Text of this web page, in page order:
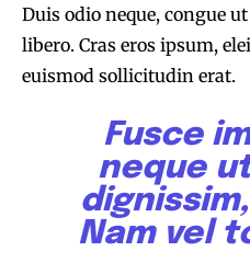
Duis odio neque, congue
libero. Cras eros ipsum,
euismod sollicitudin erat.
Fusce
neque
Nam vel